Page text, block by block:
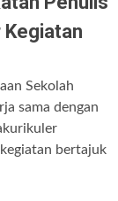
Kegiatan
Sekolah
sama dengan
bertajuk